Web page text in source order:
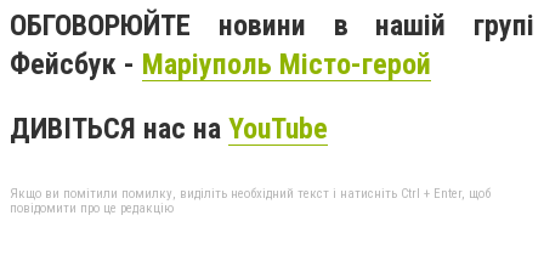
ОБГОВОРЮЙТЕ новини в нашій групі
Фейсбук - Маріуполь Місто-герой
ДИВІТЬСЯ нас на YouTube
Якщо ви помітили помилку, виділіть необхідний текст і натисніть Ctrl + Enter, щоб
повідомити про це редакцію